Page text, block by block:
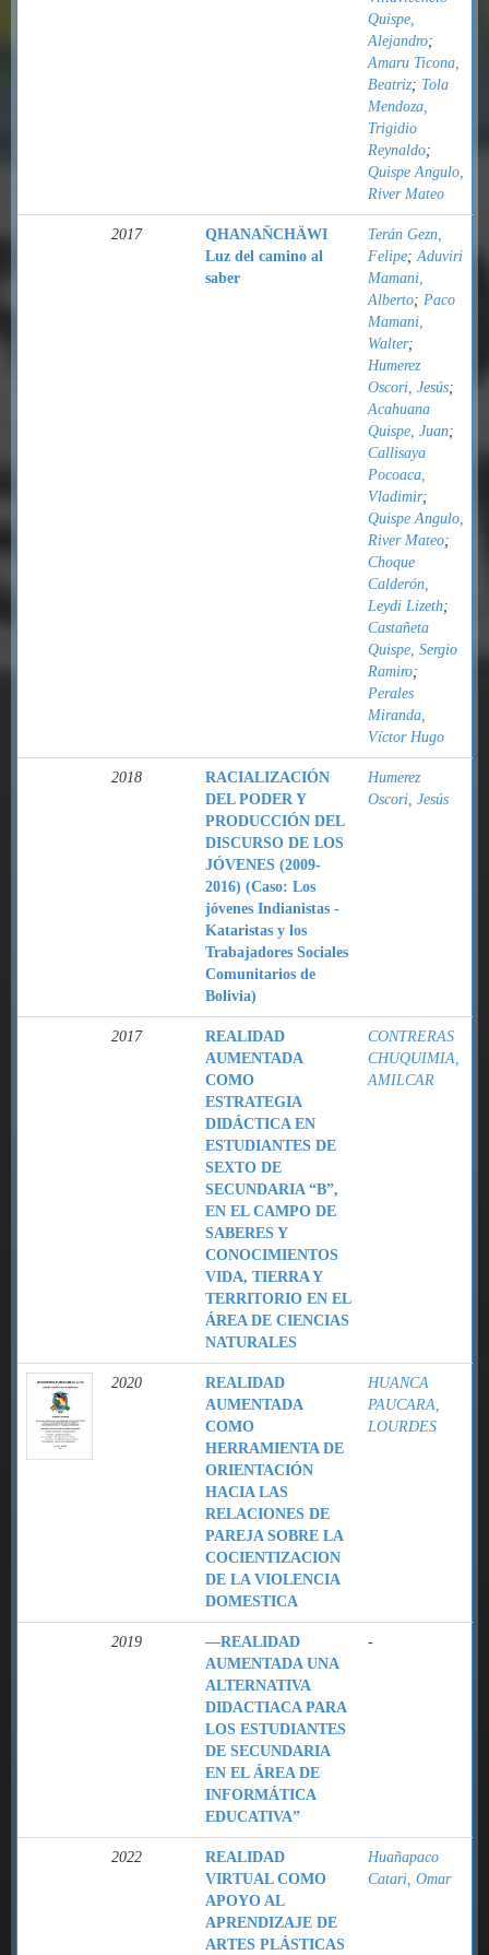
Quispe,
Alejandro;
Amaru Ticona,
Beatriz; Tola
Mendoza,
Trigidio
Reynaldo;
Quispe Angulo,
River Mateo
2017
QHANAÑCHÄWI
Luz del camino al
saber
Terán Gezn,
Felipe;Aduviri
Mamani,
Alberto; Paco
Mamani,
Walter;
Humerez
Oscori, Jesús;
Acahuana
Quispe, Juan;
Callisaya
Pocoaca,
Vladimir;
Quispe Angulo,
River Mateo;
Choque
Calderón,
Leydi Lizeth;
Castañeta
Quispe, Sergio
Ramiro;
Perales
Miranda,
Víctor Hugo
2018
RACIALIZACIÓN
DEL PODER Y
PRODUCCIÓN DEL
DISCURSO DE LOS
JÓVENES (2009-
2016) (Caso: Los
jóvenes Indianistas -
Kataristas y los
Trabajadores Sociales
Comunitarios de
Bolivia)
Humerez
Oscori, Jesús
2017
REALIDAD
AUMENTADA
COMO
ESTRATEGIA
DIDÁCTICA EN
ESTUDIANTES DE
SEXTO DE
SECUNDARIA “B”,
EN EL CAMPO DE
SABERES Y
CONOCIMIENTOS
VIDA, TIERRA Y
TERRITORIO EN EL
ÁREA DE CIENCIAS
NATURALES
CONTRERAS
CHUQUIMIA,
AMILCAR
2020
REALIDAD
AUMENTADA
COMO
HERRAMIENTA DE
ORIENTACIÓN
HACIA LAS
RELACIONES DE
PAREJA SOBRE LA
COCIENTIZACION
DE LA VIOLENCIA
DOMESTICA
HUANCA
PAUCARA,
LOURDES
2019
―REALIDAD
AUMENTADA UNA
ALTERNATIVA
DIDACTIACA PARA
LOS ESTUDIANTES
DE SECUNDARIA
EN EL ÁREA DE
INFORMÁTICA
EDUCATIVA”
-
2022
REALIDAD
VIRTUAL COMO
APOYO AL
APRENDIZAJE DE
ARTES PLÁSTICAS
Huañapaco
Catari, Omar